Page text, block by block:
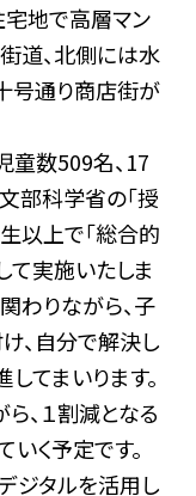
宅地で高層マン
道、北側には水
号通り商店街が
童数509名、17
部科学省の「授
以上で「総合的
て実施いたしま
わりながら、子
、自分で解決し
てまいります。
、１割減となる
く予定です。
デジタルを活用し